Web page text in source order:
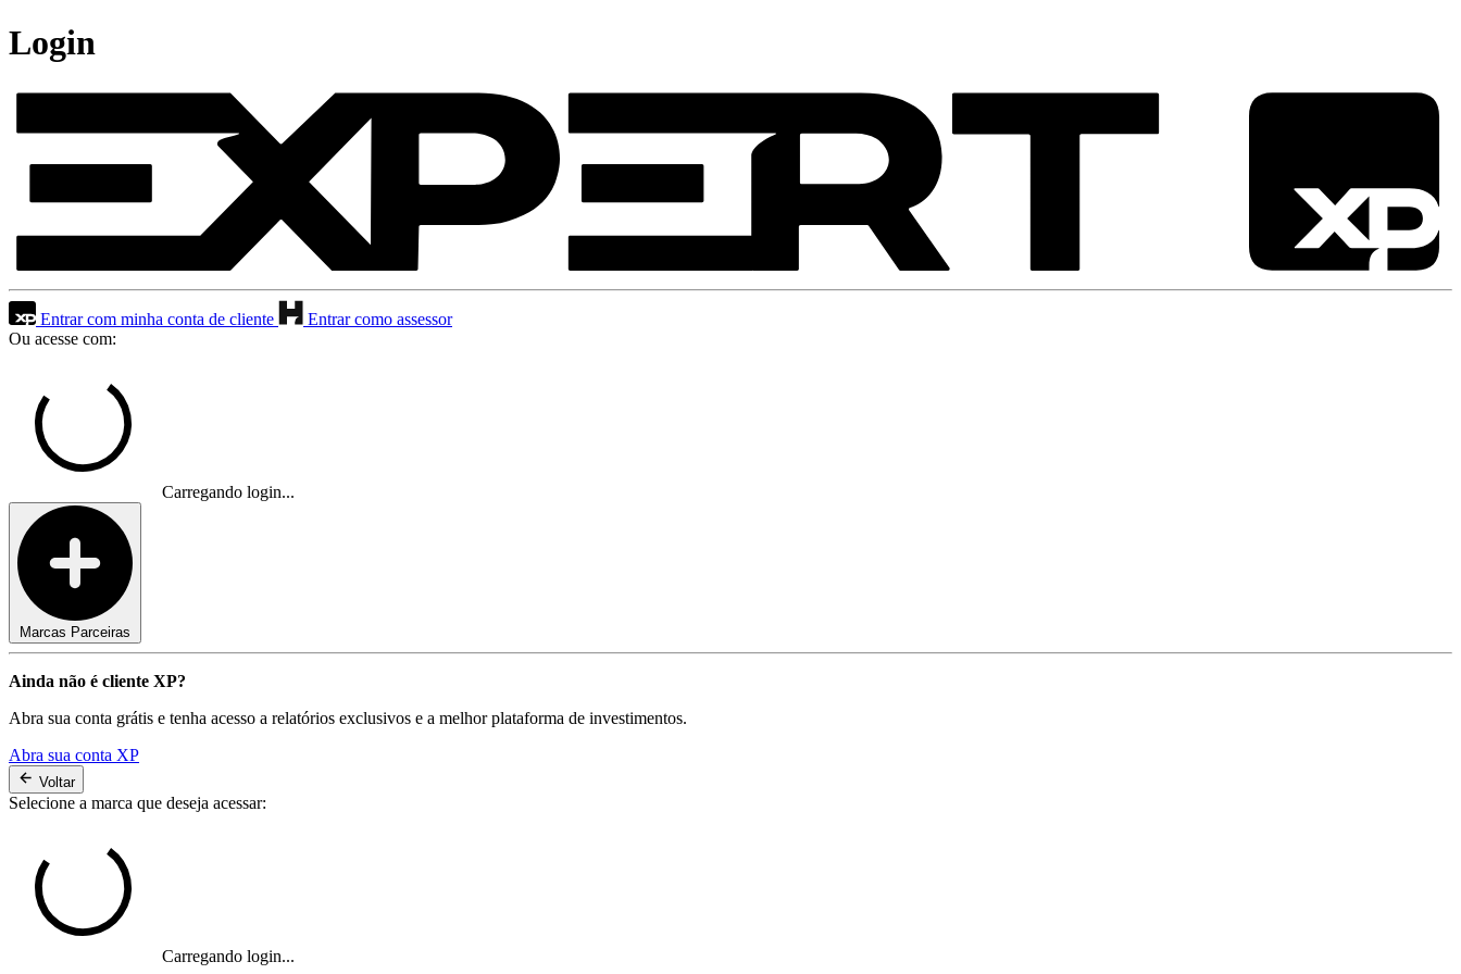
Login
Entrar com minha conta de cliente
Entrar como assessor
Ou acesse com:
Carregando login...
Marcas Parceiras
Ainda não é cliente XP?
Abra sua conta grátis e tenha acesso a relatórios exclusivos e a melhor plataforma de investimentos.
Abra sua conta XP
Voltar
Selecione a marca que deseja acessar:
Carregando login...